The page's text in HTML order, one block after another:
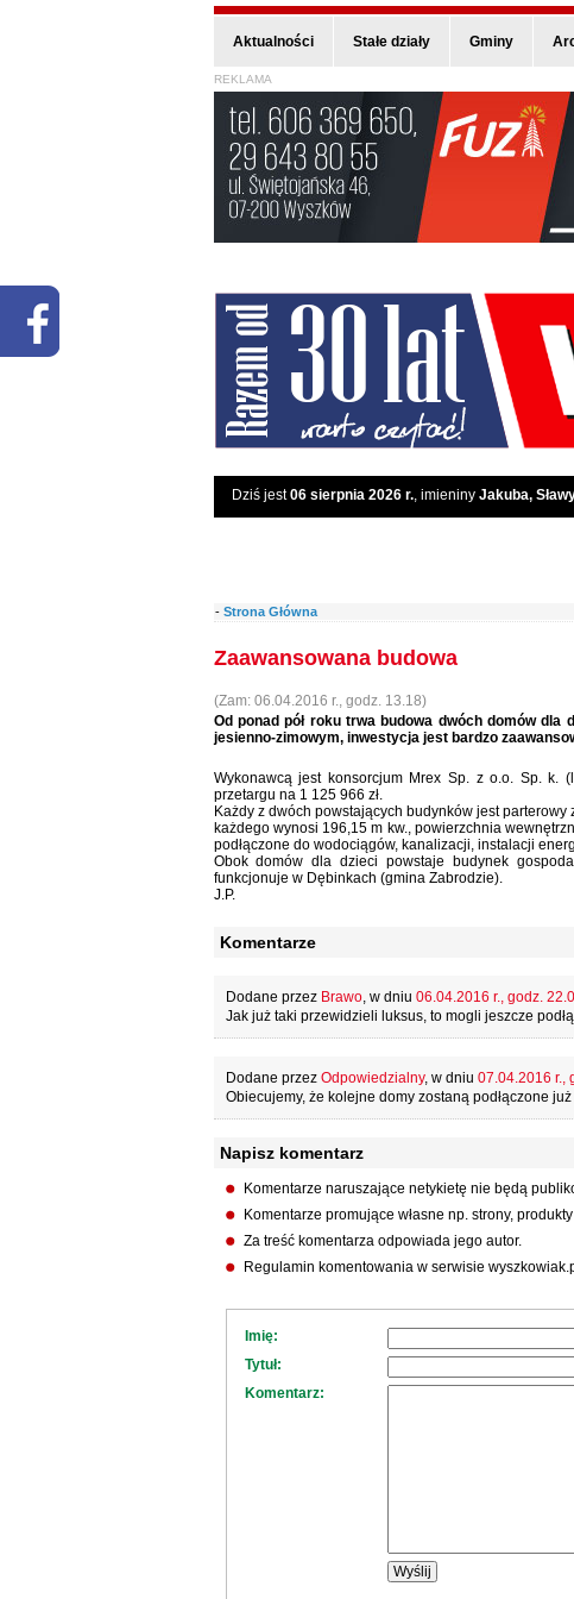
Aktualności Stałe działy Gminy
REKLAMA
Dziś jest06 sierpnia 2026 r., imieniny Jakuba,
- Strona Główna
Zaawansowana budowa
(Zam: 06.04.2016 r., godz. 13.18)
Od ponad pół roku trwa budowa dwóch domów
jesienno-zimowym, inwestycja jest bardzo
Wykonawcą jest konsorcjum Mrex Sp. z o.o. Sp. k.
przetargu na 1 125 966 zł.
Każdy z dwóch powstających budynków jest
każdego wynosi 196,15 m kw., powierzchnia
podłączone do wodociągów, kanalizacji, instalacji
Obok domów dla dzieci powstaje budynek
funkcjonuje w Dębinkach (gmina Zabrodzie).
J.P.
Komentarze
Dodane przez Brawo, w dniu 06.04.2016 r., godz.
Jak już taki przewidzieli luksus, to mogli jeszcze
Dodane przez Odpowiedzialny, w dniu 07.04.2016 r.,
Obiecujemy, że kolejne domy zostaną podłączone
Napisz komentarz
Komentarze naruszające netykietę nie będą
Komentarze promujące własne np. strony,
Za treść komentarza odpowiada jego autor.
Regulamin komentowania w serwisie
Imię:
Tytuł:
Komentarz: